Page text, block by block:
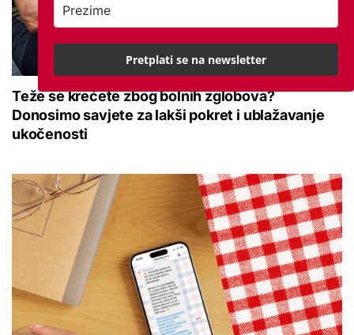
Teže se krećete zbog bolnih zglobova?
Donosimo savjete za lakši pokret i ublažavanje
ukočenosti
Pretplati se na newsletter